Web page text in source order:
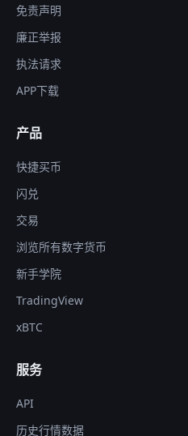
免责声明
廉正举报
执法请求
APP下载
产品
快捷买币
闪兑
交易
浏览所有数字货币
新手学院
TradingView
xBTC
服务
API
历史行情数据